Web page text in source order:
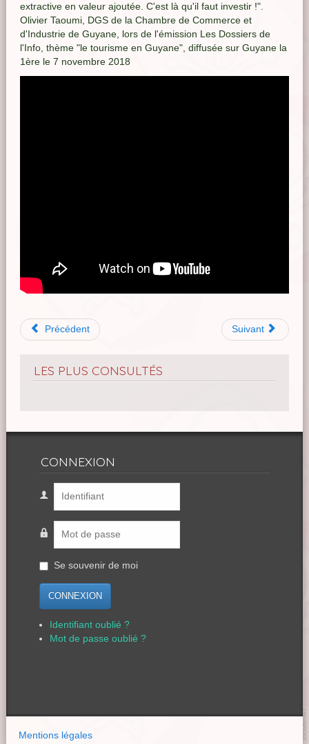
extractive en valeur ajoutée. C'est là qu'il faut investir !".
Olivier Taoumi, DGS de la Chambre de Commerce et
d'Industrie de Guyane, lors de l'émission Les Dossiers de
l'Info, thème "le tourisme en Guyane", diffusée sur Guyane la
1ère le 7 novembre 2018
Précédent Suivant
LES PLUS CONSULTÉS
CONNEXION
Se souvenir de moi
CONNEXION
Identifiant oublié ?
Mot de passe oublié ?
Mentions légales